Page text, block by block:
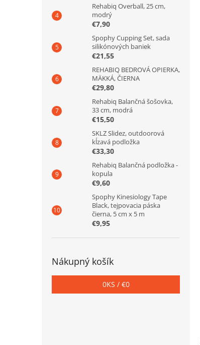
Rehabiq Overball, 25 cm,
modrý
€7,90
Spophy Cupping Set, sada
silikónových baniek
€21,55
REHABIQ BEDROVÁ OPIERKA,
MÄKKÁ, ČIERNA
€29,80
Rehabiq Balančná šošovka,
33 cm, modrá
€15,50
SKLZ Slidez, outdoorová
kĺzavá podložka
€33,30
Rehabiq Balančná podložka -
kopula
€9,60
Spophy Kinesiology Tape
Black, tejpovacia páska
čierna, 5 cm x 5 m
€9,95
Nákupný košík
0KS / €0